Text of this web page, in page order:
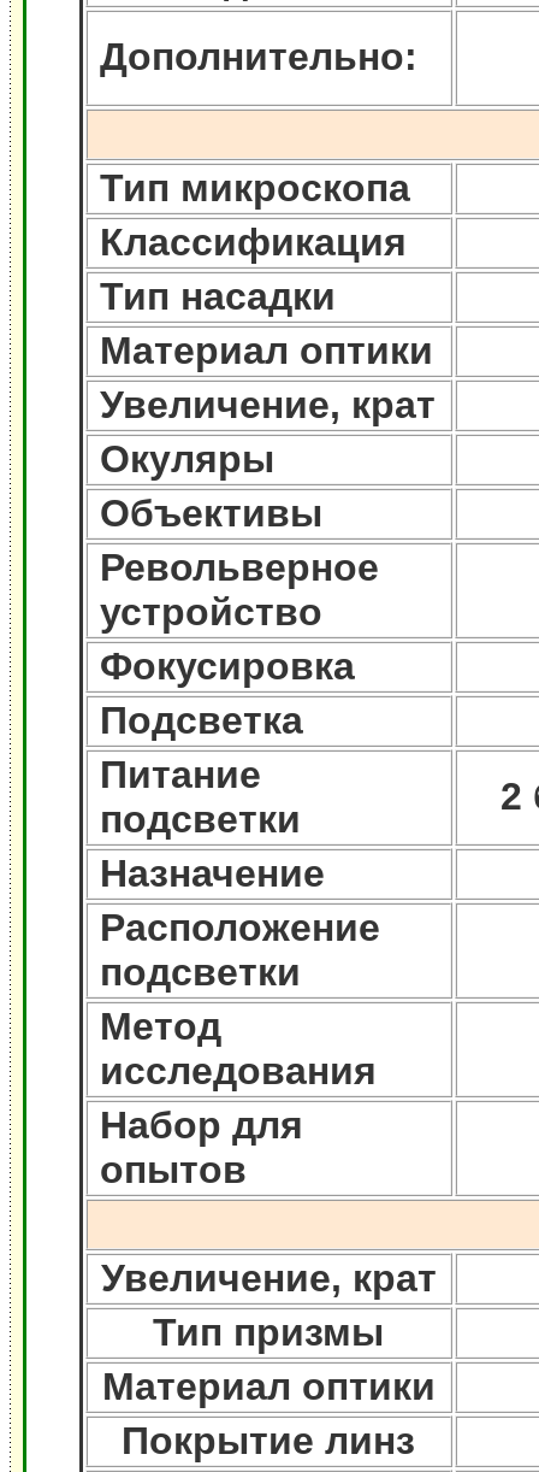
Дополнительно:
Тип микроскопа
Классификация
Тип насадки
Материал оптики
Увеличение, крат
Окуляры
Объективы
Револьверное
устройство
Фокусировка
Подсветка
Питание
подсветки
2
Назначение
Расположение
подсветки
Метод
исследования
Набор для
опытов
Увеличение, крат
Тип призмы
Материал оптики
Покрытие линз